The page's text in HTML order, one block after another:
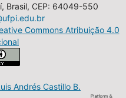
Brasil, CEP: 64049-550
Commons Atribuição 4.0
Andrés Castillo B.